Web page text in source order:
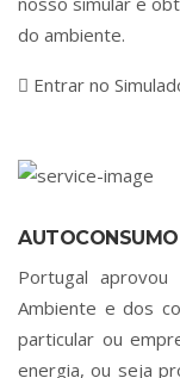
do ambiente.
Entrar no
AUTOCONSUMO
Portugal
Ambiente e dos
particular ou
energia, ou seja